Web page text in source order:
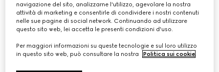
navigazione del sito, analizzarne l'utilizzo, agevolare la nostra
attività di marketing e consentirle di condividere i nostri contenuti
nelle sue pagine di social network. Continuando ad utilizzare
questo sito web, lei accetta le presenti condizioni d'uso.
Per maggiori informazioni su queste tecnologie e sul loro utilizzo
in questo sito web, può consultare la nostra
Politica sui cookie.